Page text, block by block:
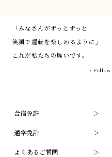
「みなさんがずっとずっと
笑顔で運転を楽しめるように」
これが私たちの願いです。
\
合宿免許
通学免許
よくあるご質問